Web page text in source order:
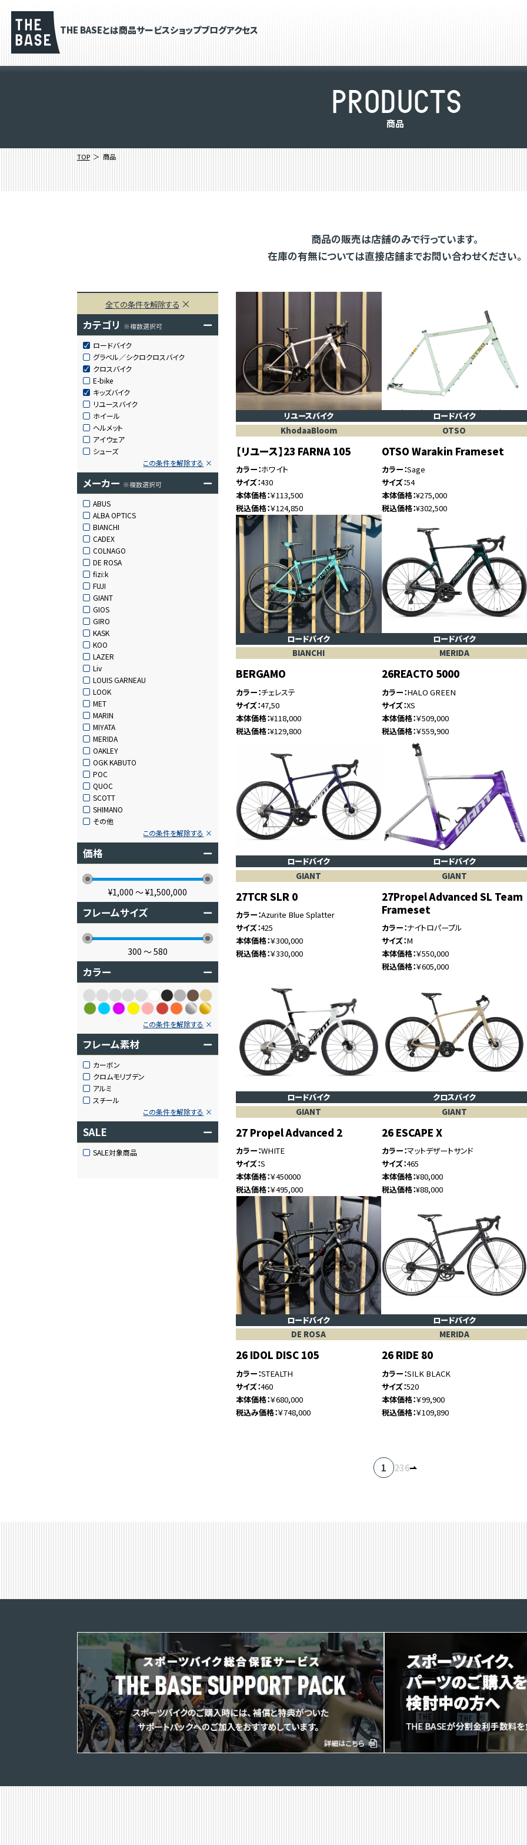
THE BASEとは商品サービスショップブログアクセス
PRODUCTS
商品
TOP 商品
商品の販売は店舗のみで行っています。
在庫の有無については直接店舗までお問い合わせください。
全ての条件を解除する
カテゴリ ※複数選択可 ー
ロードバイク
グラベル／シクロクロスバイク
クロスバイク
E-bike
キッズバイク
リユースバイク
ホイール
ヘルメット
アイウェア
シューズ
この条件を解除する
メーカー ※複数選択可 ー
ABUS
ALBA OPTICS
BIANCHI
CADEX
COLNAGO
DE ROSA
fizi:k
FUJI
GIANT
GIOS
GIRO
KASK
KOO
LAZER
Liv
LOUIS GARNEAU
LOOK
MET
MARIN
MIYATA
MERIDA
OAKLEY
OGK KABUTO
POC
QUOC
SCOTT
SHIMANO
その他
この条件を解除する
価格 ー
¥1,000 〜¥1,500,000
フレームサイズ ー
300 〜580
カラー ー
この条件を解除する
フレーム素材 ー
カーボン
クロムモリブデン
アルミ
スチール
この条件を解除する
SALE ー
SALE対象商品
リユースバイク
KhodaaBloom
【リユース】23 FARNA 105
カラー ホワイト
サイズ 430
本体価格 ￥113,500
税込価格 ￥124,850
ロードバイク
OTSO
OTSO Warakin Frameset
カラー Sage
サイズ 54
本体価格 ¥275,000
税込価格 ¥302,500
ロードバイク
BIANCHI
BERGAMO
カラー チェレステ
サイズ 47,50
本体価格 ¥118,000
税込価格 ¥129,800
ロードバイク
MERIDA
26REACTO 5000
カラー HALO GREEN
サイズ XS
本体価格 ￥509,000
税込価格 ￥559,900
ロードバイク
GIANT
27TCR SLR 0
カラー Azurite Blue Splatter
サイズ 425
本体価格 ￥300,000
税込価格 ￥330,000
ロードバイク
GIANT
27Propel Advanced SL Team
Frameset
カラー ナイトロパープル
サイズ M
本体価格 ￥550,000
税込価格 ￥605,000
ロードバイク
GIANT
27 Propel Advanced 2
カラー WHITE
サイズ S
本体価格 ￥450000
税込価格 ￥495,000
クロスバイク
GIANT
26 ESCAPE X
カラー マットデザートサンド
サイズ 465
本体価格 ¥80,000
税込価格 ¥88,000
ロードバイク
DE ROSA
26 IDOL DISC 105
カラー STEALTH
サイズ 460
本体価格 ￥680,000
税込み価格 ￥748,000
ロードバイク
MERIDA
26 RIDE 80
カラー SILK BLACK
サイズ 520
本体価格 ￥99,900
税込価格 ￥109,890
1 23
…6